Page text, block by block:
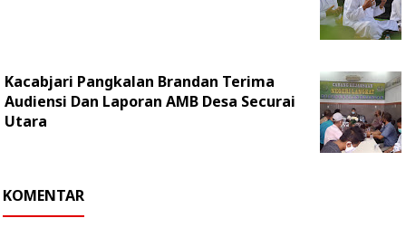
Kacabjari Pangkalan Brandan Terima
Audiensi Dan Laporan AMB Desa Securai
Utara
KOMENTAR